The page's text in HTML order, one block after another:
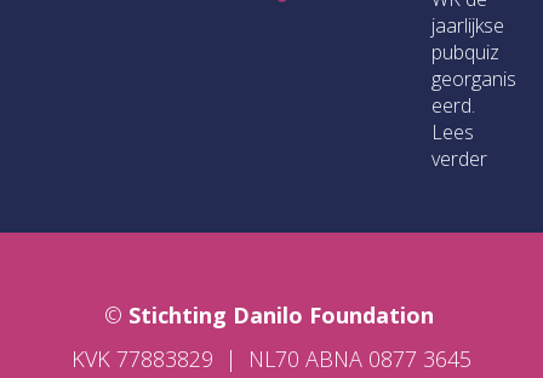
jaarlijkse
pubquiz
georganis
eerd.
Lees
verder
© Stichting Danilo Foundation
KVK 77883829
| NL70 ABNA 0877 3645